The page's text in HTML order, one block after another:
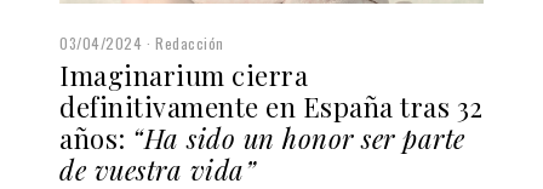
03/04/2024 Redacción
Imaginarium cierra
definitivamente en España tras 32
años: “Ha sido un honor ser parte
de vuestra vida”